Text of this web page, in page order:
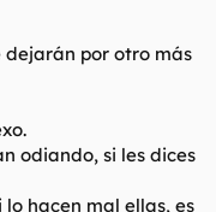
dejarán por otro más
odiando, si les dices
hacen mal ellas, es